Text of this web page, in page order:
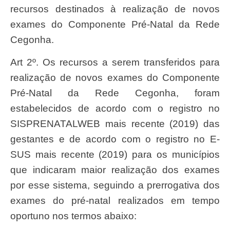
recursos destinados à realização de novos
exames do Componente Pré-Natal da Rede
Cegonha.
Art 2º. Os recursos a serem transferidos para
realização de novos exames do Componente
Pré-Natal da Rede Cegonha, foram
estabelecidos de acordo com o registro no
SISPRENATALWEB mais recente (2019) das
gestantes e de acordo com o registro no E-
SUS mais recente (2019) para os municípios
que indicaram maior realização dos exames
por esse sistema, seguindo a prerrogativa dos
exames do pré-natal realizados em tempo
oportuno nos termos abaixo: